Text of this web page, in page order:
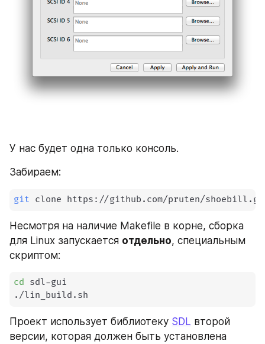
У нас будет одна только консоль.
Забираем:
git clone https://github.com/pruten/
Несмотря на наличие Makefile в корне, сборка
для Linux запускается отдельно, специальным
скриптом:
cd sdl-gui
./lin_build.sh
Проект использует библиотеку SDL второй
версии, которая должен быть установлена